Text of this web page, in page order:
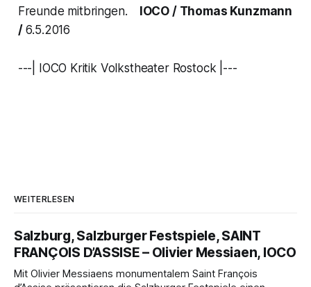
Freunde mitbringen.
IOCO / Thomas Kunzmann
/ 6.5.2016
---| IOCO Kritik Volkstheater Rostock |---
WEITERLESEN
Salzburg, Salzburger Festspiele, SAINT
FRANÇOIS D’ASSISE – Olivier Messiaen, IOCO
Mit Olivier Messiaens monumentalem Saint François